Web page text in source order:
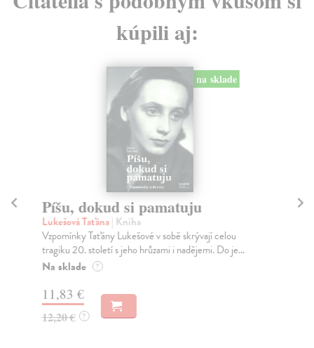
kúpili aj:
na sklade
Píšu, dokud si pamatuju
Lukešová Taťána| Kniha
Vzpomínky Taťány Lukešové v sobě skrývají celou
tragiku 20. století s jeho hrůzami i nadějemi. Do je...
Na sklade ?
11,83 €
12,20 € ?